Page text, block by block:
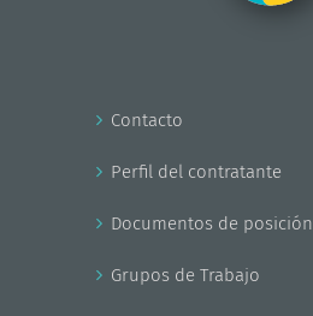
Contacto
Perfil del contratante
Documentos de posición
Grupos de Trabajo